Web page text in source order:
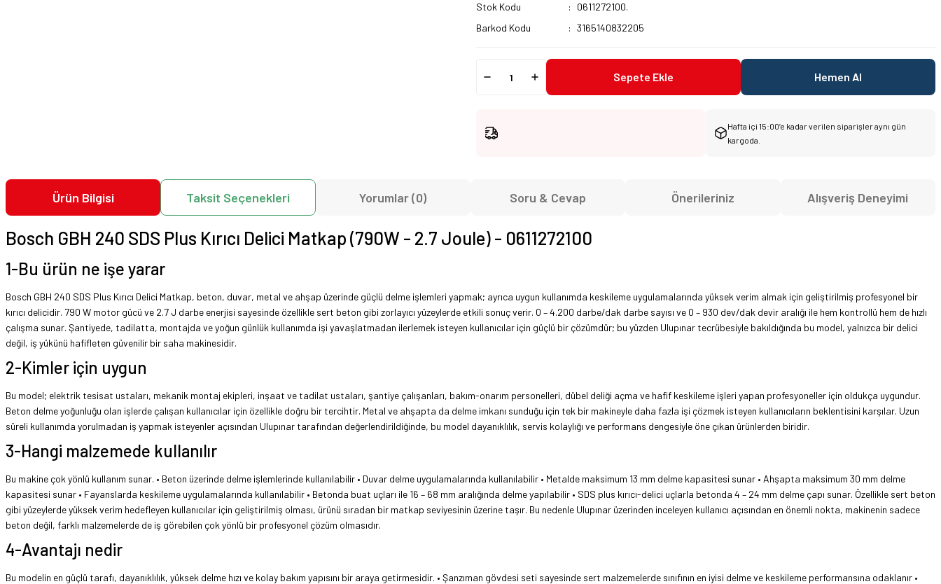
Stok Kodu
0611272100.
Barkod Kodu
3165140832205
Sepete Ekle Hemen Al
Hafta içi 15:00’e kadar verilen siparişler aynı gün
kargoda.
Ürün Bilgisi Taksit Seçenekleri Yorumlar (0) Soru & Cevap Önerileriniz Alışveriş Deneyimi
Bosch GBH 240 SDS Plus Kırıcı Delici Matkap (790W - 2.7 Joule) - 0611272100
1-Bu ürün ne işe yarar
Bosch GBH 240 SDS Plus Kırıcı Delici Matkap, beton, duvar, metal ve ahşap üzerinde güçlü delme işlemleri yapmak; ayrıca uygun kullanımda keskileme uygulamalarında yüksek verim almak için geliştirilmiş profesyonel bir
kırıcı delicidir. 790 W motor gücü ve 2.7 J darbe enerjisi sayesinde özellikle sert beton gibi zorlayıcı yüzeylerde etkili sonuç verir. 0 – 4.200 darbe/dak darbe sayısı ve 0 – 930 dev/dak devir aralığı ile hem kontrollü hem de hızlı
çalışma sunar. Şantiyede, tadilatta, montajda ve yoğun günlük kullanımda işi yavaşlatmadan ilerlemek isteyen kullanıcılar için güçlü bir çözümdür; bu yüzden Ulupınar tecrübesiyle bakıldığında bu model, yalnızca bir delici
değil, iş yükünü hafifleten güvenilir bir saha makinesidir.
2-Kimler için uygun
Bu model; elektrik tesisat ustaları, mekanik montaj ekipleri, inşaat ve tadilat ustaları, şantiye çalışanları, bakım-onarım personelleri, dübel deliği açma ve hafif keskileme işleri yapan profesyoneller için oldukça uygundur.
Beton delme yoğunluğu olan işlerde çalışan kullanıcılar için özellikle doğru bir tercihtir. Metal ve ahşapta da delme imkanı sunduğu için tek bir makineyle daha fazla işi çözmek isteyen kullanıcıların beklentisini karşılar. Uzun
süreli kullanımda yorulmadan iş yapmak isteyenler açısından Ulupınar tarafından değerlendirildiğinde, bu model dayanıklılık, servis kolaylığı ve performans dengesiyle öne çıkan ürünlerden biridir.
3-Hangi malzemede kullanılır
Bu makine çok yönlü kullanım sunar. • Beton üzerinde delme işlemlerinde kullanılabilir • Duvar delme uygulamalarında kullanılabilir • Metalde maksimum 13 mm delme kapasitesi sunar • Ahşapta maksimum 30 mm delme
kapasitesi sunar • Fayanslarda keskileme uygulamalarında kullanılabilir • Betonda buat uçları ile 16 – 68 mm aralığında delme yapılabilir • SDS plus kırıcı-delici uçlarla betonda 4 – 24 mm delme çapı sunar. Özellikle sert beton
gibi yüzeylerde yüksek verim hedefleyen kullanıcılar için geliştirilmiş olması, ürünü sıradan bir matkap seviyesinin üzerine taşır. Bu nedenle Ulupınar üzerinden inceleyen kullanıcı açısından en önemli nokta, makinenin sadece
beton değil, farklı malzemelerde de iş görebilen çok yönlü bir profesyonel çözüm olmasıdır.
4-Avantajı nedir
Bu modelin en güçlü tarafı, dayanıklılık, yüksek delme hızı ve kolay bakım yapısını bir araya getirmesidir. • Şanzıman gövdesi seti sayesinde sert malzemelerde sınıfının en iyisi delme ve keskileme performansına odaklanır •